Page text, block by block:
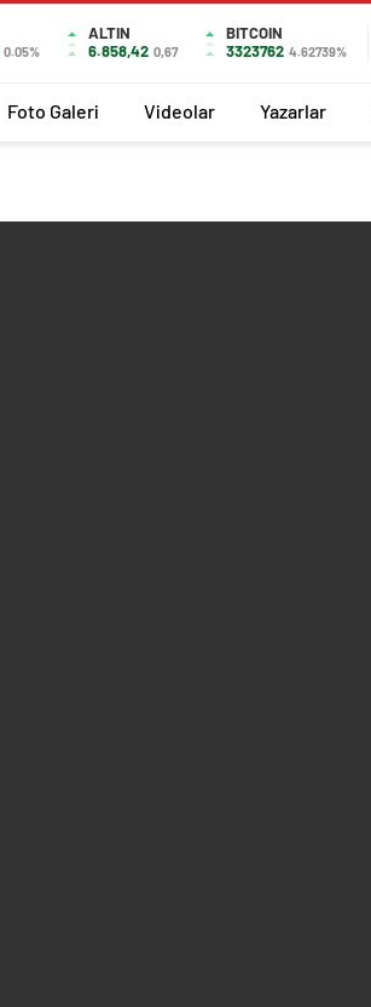
0.05%
ALTIN
6.858,42 0,67
BITCOIN
3323762 4.62739%
Foto Galeri Videolar Yazarlar